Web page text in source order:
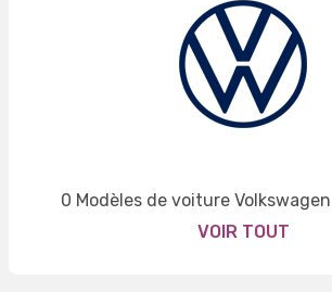
0 Modèles de voiture
VOIR TOUT